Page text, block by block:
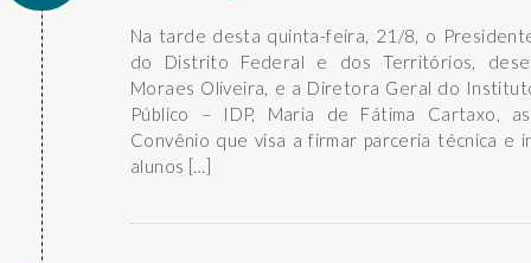
Na tarde desta quinta-feira, 21/8, o
do Distrito Federal e dos Territórios,
Moraes Oliveira, e a Diretora Geral do
Público – IDP, Maria de Fátima Cartaxo,
Convênio que visa a firmar parceria técnica e
alunos […]